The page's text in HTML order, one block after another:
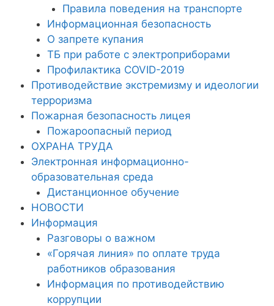
Правила поведения на транспорте
Информационная безопасность
О запрете купания
ТБ при работе с электроприборами
Профилактика COVID-2019
Противодействие экстремизму и идеологии
терроризма
Пожарная безопасность лицея
Пожароопасный период
ОХРАНА ТРУДА
Электронная информационно-
образовательная среда
Дистанционное обучение
НОВОСТИ
Информация
Разговоры о важном
«Горячая линия» по оплате труда
работников образования
Информация по противодействию
коррупции